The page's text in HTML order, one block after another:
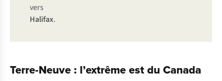
vers
Halifax.
Terre-Neuve : l’extrême est du Canada